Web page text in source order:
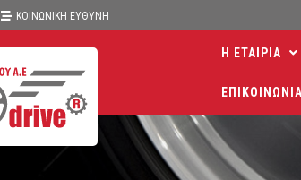
ΚΟΙΝΩΝΙΚΗ ΕΥΘΥΝΗ
Η ΕΤΑΙΡΙΑ
ΕΠΙΚΟΙΝΩΝΙΑ